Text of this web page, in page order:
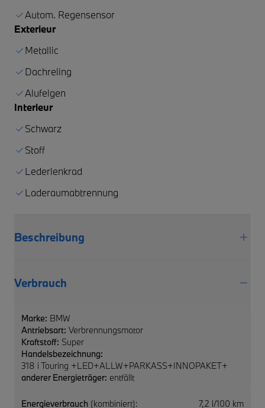
Autom. Regensensor
Exterieur
Metallic
Dachreling
Alufelgen
Interieur
Schwarz
Stoff
Lederlenkrad
Laderaumabtrennung
Beschreibung
Verbrauch
Marke: BMW
Antriebsart: Verbrennungsmotor
Kraftstoff: Super
Handelsbezeichnung:
318 i Touring +LED+ALLW+PARKASS+INNOPAKET+
anderer Energieträger: entfällt
Energieverbrauch (kombiniert): 7,2 l/100 km